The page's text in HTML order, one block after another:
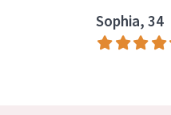
Sophia, 34